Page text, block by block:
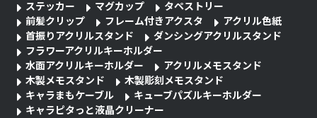
ステッカー
マグカップ
タペストリー
前髪クリップ
フレーム付きアクスタ
アクリル色紙
首振りアクリルスタンド
ダンシングアクリルスタンド
フラワーアクリルキーホルダー
水面アクリルキーホルダー
アクリルメモスタンド
木製メモスタンド
木製彫刻メモスタンド
キャラまもケーブル
キューブパズルキーホルダー
キャラピタっと液晶クリーナー